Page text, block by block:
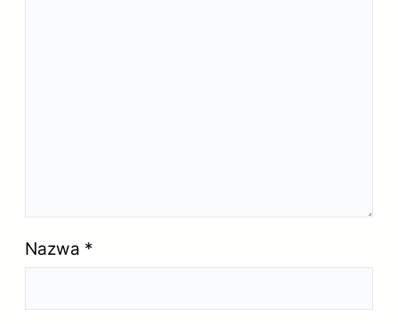
Nazwa *